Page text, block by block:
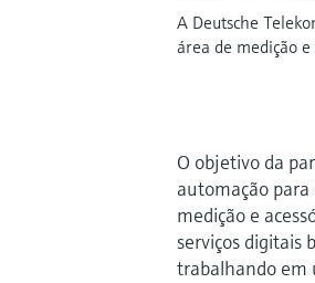
A Deutsche
área de medição
O objetivo da
automação
medição e
serviços digitais
trabalhando em